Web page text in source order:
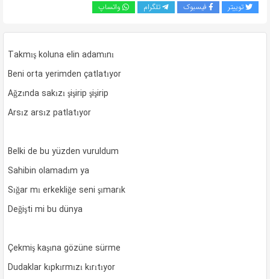
توییتر فیسبوک تلگرام واتساپ
Takmış koluna elin adamını
Beni orta yerimden çatlatıyor
Ağzında sakızı şişirip şişirip
Arsız arsız patlatıyor
Belki de bu yüzden vuruldum
Sahibin olamadım ya
Sığar mı erkekliğe seni şımarık
Değişti mi bu dünya
Çekmiş kaşına gözüne sürme
Dudaklar kıpkırmızı kırıtıyor